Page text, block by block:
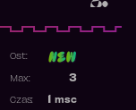
Ost:
3
Max:
msc
Czas: